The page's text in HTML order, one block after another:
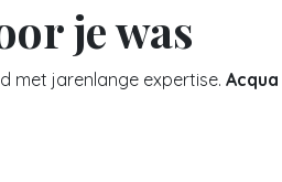
je was
met jarenlange expertise.